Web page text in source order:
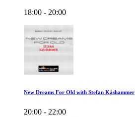
18:00 - 20:00
New Dreams For Old with Stefan Käshammer
20:00 - 22:00